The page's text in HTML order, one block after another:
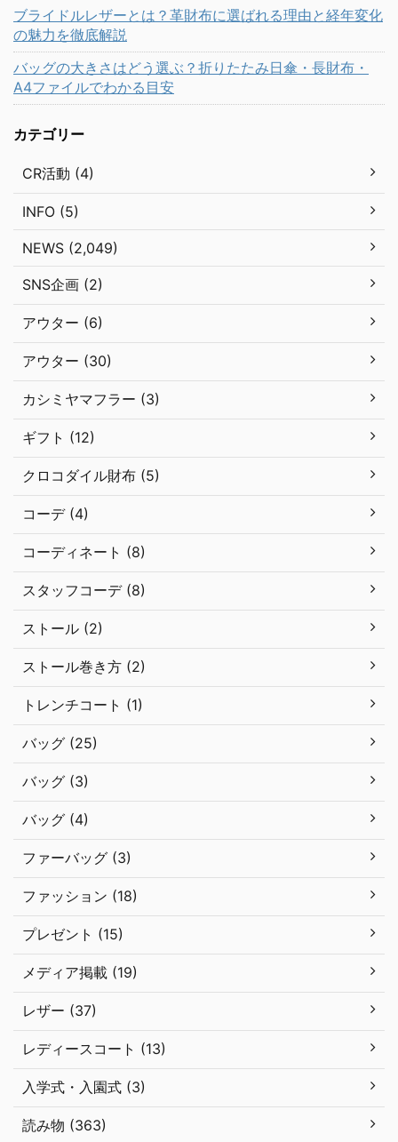
ブライドルレザーとは？革財布に選ばれる理由と経年変化
の魅力を徹底解説
バッグの大きさはどう選ぶ？折りたたみ日傘・長財布・
A4ファイルでわかる目安
カテゴリー
CR活動 (4)
INFO (5)
NEWS (2,049)
SNS企画 (2)
アウター (6)
アウター (30)
カシミヤマフラー (3)
ギフト (12)
クロコダイル財布 (5)
コーデ (4)
コーディネート (8)
スタッフコーデ (8)
ストール (2)
ストール巻き方 (2)
トレンチコート (1)
バッグ (25)
バッグ (3)
バッグ (4)
ファーバッグ (3)
ファッション (18)
プレゼント (15)
メディア掲載 (19)
レザー (37)
レディースコート (13)
入学式・入園式 (3)
読み物 (363)